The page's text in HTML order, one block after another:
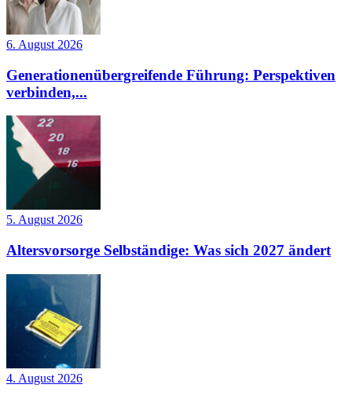
6. August 2026
Generationenübergreifende Führung: Perspektiven
verbinden,...
5. August 2026
Altersvorsorge Selbständige: Was sich 2027 ändert
4. August 2026